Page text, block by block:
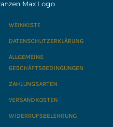
WEINKISTE
DATENSCHUTZERKLÄRUNG
ALLGEMEINE
GESCHÄFTSBEDINGUNGEN
ZAHLUNGSARTEN
VERSANDKOSTEN
WIDERRUFSBELEHRUNG